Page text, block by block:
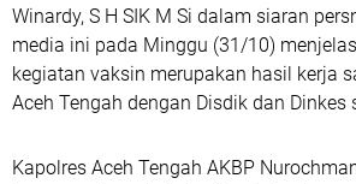
Winardy, S H SIK M Si dalam siaran
media ini pada Minggu (31/10)
kegiatan vaksin merupakan hasil kerja
Aceh Tengah dengan Disdik dan Dinkes
Kapolres Aceh Tengah AKBP